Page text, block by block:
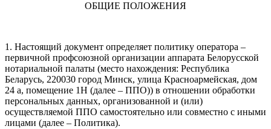
ОБЩИЕ ПОЛОЖЕНИЯ
1. Настоящий документ определяет политику оператора –
первичной профсоюзной организации аппарата Белорусской
нотариальной палаты (место нахождения: Республика
Беларусь, 220030 город Минск, улица Красноармейская, дом
24 а, помещение 1Н (далее – ППО)) в отношении обработки
персональных данных, организованной и (или)
осуществляемой ППО самостоятельно или совместно с иными
лицами (далее – Политика).